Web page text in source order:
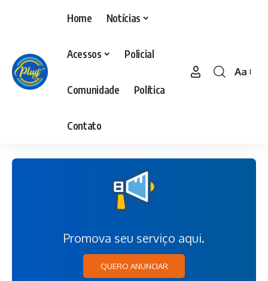
Home Notícias
Acessos Policial
Comunidade Política
Contato
Aa
Promova seu serviço aqui.
QUERO ANUNCIAR